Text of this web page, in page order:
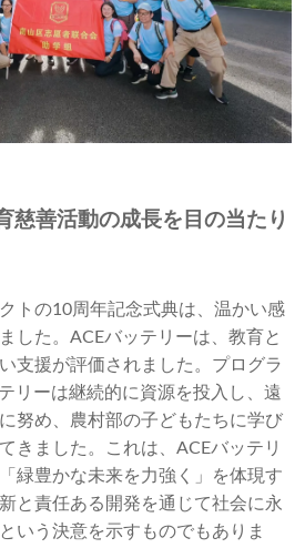
慈善活動の成長を目の当たり
トの10周年記念式典は、温かい感
した。ACEバッテリーは、教育と
支援が評価されました。プログラ
リーは継続的に資源を投入し、遠
努め、農村部の子どもたちに学び
きました。これは、ACEバッテリ
緑豊かな未来を力強く」を体現す
と責任ある開発を通じて社会に永
いう決意を示すものでもありま